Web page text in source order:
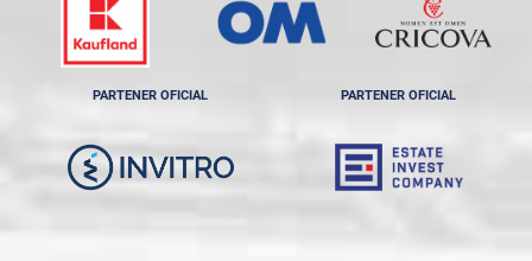
PARTENER OFICIAL PARTENER OFICIAL